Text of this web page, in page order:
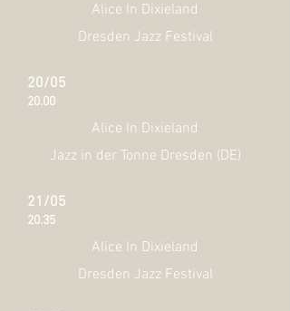
Alice In Dixieland
Dresden Jazz Festival
20/05
20.00
Alice In Dixieland
Jazz in der Tonne Dresden (DE)
21/05
20.35
Alice In Dixieland
Dresden Jazz Festival